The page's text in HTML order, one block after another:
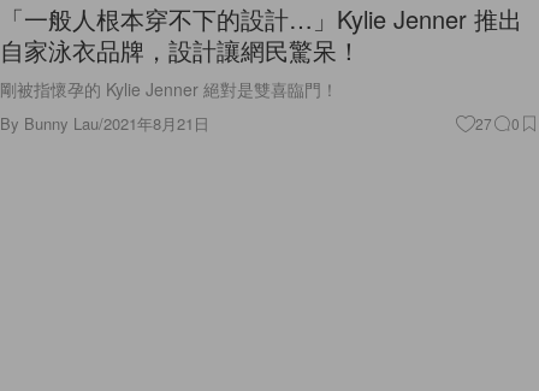
「一般人根本穿不下的設計…」Kylie Jenner 推出
自家泳衣品牌，設計讓網民驚呆！
剛被指懷孕的 Kylie Jenner 絕對是雙喜臨門！
By Bunny Lau/2021年8月21日 27 0